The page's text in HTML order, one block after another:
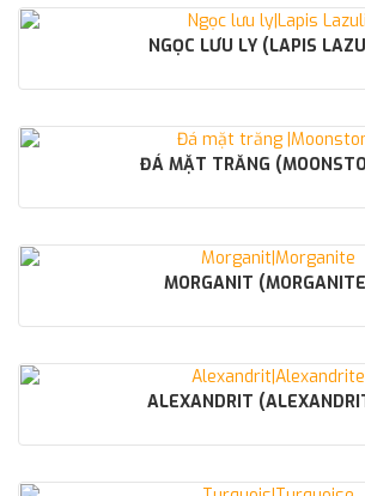
NGỌC LƯU LY (LAPIS
ĐÁ MẶT TRĂNG
MORGANIT
ALEXANDRIT